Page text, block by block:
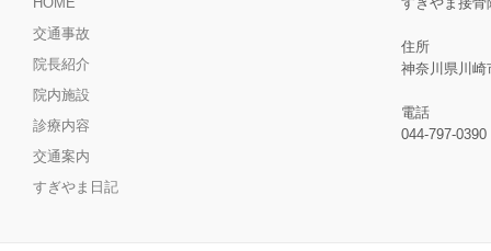
交通事故
院長紹介
院内施設
診療内容
交通案内
すぎやま日記
住所
神奈川県川崎
電話
044-797-0390